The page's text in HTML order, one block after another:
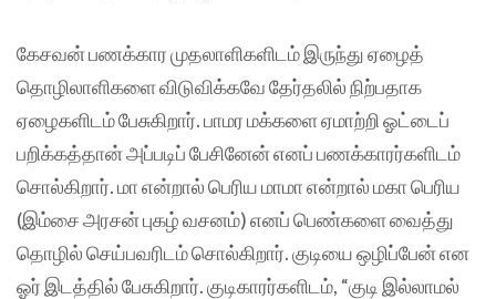
கேசவன் பணக்கார முதலாளிகளிடம் இருந்து ஏழைத்
தொழிலாளிகளை விடுவிக்கவே தேர்தலில் நிற்பதாக
ஏழைகளிடம் பேசுகிறார். பாமர மக்களை ஏமாற்றி ஓட்டைப்
பறிக்கத்தான் அப்படிப் பேசினேன் எனப் பணக்காரர்களிடம்
சொல்கிறார். மா என்றால் பெரிய மாமா என்றால் மகா பெரிய
(இம்சை அரசன் புகழ் வசனம்) எனப் பெண்களை வைத்து
தொழில் செய்பவரிடம் சொல்கிறார். குடியை ஒழிப்பேன் என
ஓர் இடத்தில் பேசுகிறார். குடிகாரர்களிடம், “குடி இல்லாமல்